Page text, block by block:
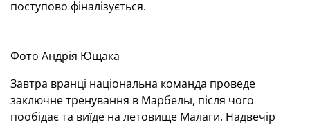
поступово фіналізується.
Фото Андрія Ющака
Завтра вранці національна команда проведе
заключне тренування в Марбельї, після чого
пообідає та виїде на летовище Малаги. Надвечір